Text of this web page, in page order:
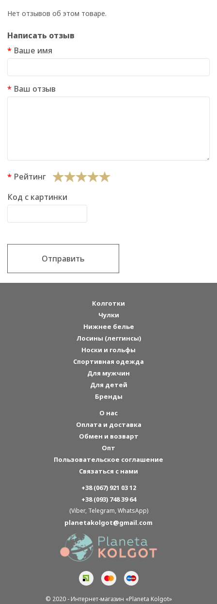
Нет отзывов об этом товаре.
Написать отзыв
Ваше имя
Ваш отзыв
Рейтинг
Код с картинки
Отправить
© 2020 - Интернет-магазин «Planeta Kolgot»
Колготки
Чулки
Нижнее белье
Лосины (леггинсы)
Носки и гольфы
Спортивная одежда
Для мужчин
Для детей
Бренды
О нас
Оплата и доставка
Обмен и возварт
Опт
Пользовательское соглашение
Связаться с нами
+38 (067) 921 03 12
+38 (093) 748 39 64
(Viber, Telegram, WhatsApp)
planetakolgot@gmail.com